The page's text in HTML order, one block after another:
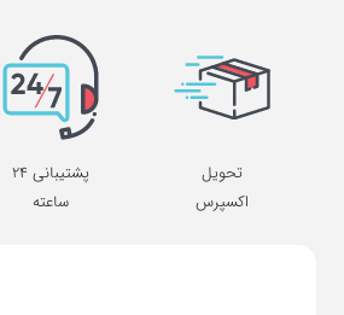
تحویل
اکسپرس
پشتیبانی 24
ساعته